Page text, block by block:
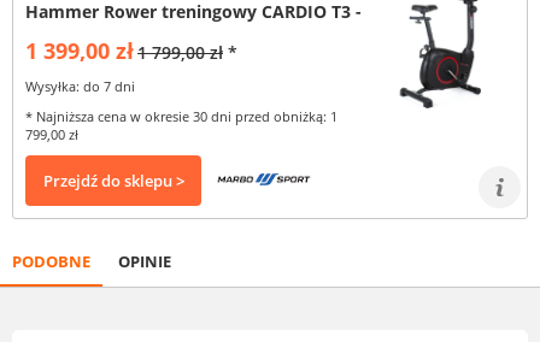
Hammer Rower treningowy CARDIO T3 -
1 399,00 zł1 799,00 zł *
Wysyłka: do 7 dni
* Najniższa cena w okresie 30 dni przed obniżką: 1
799,00 zł
Przejdź do sklepu >
PODOBNE OPINIE